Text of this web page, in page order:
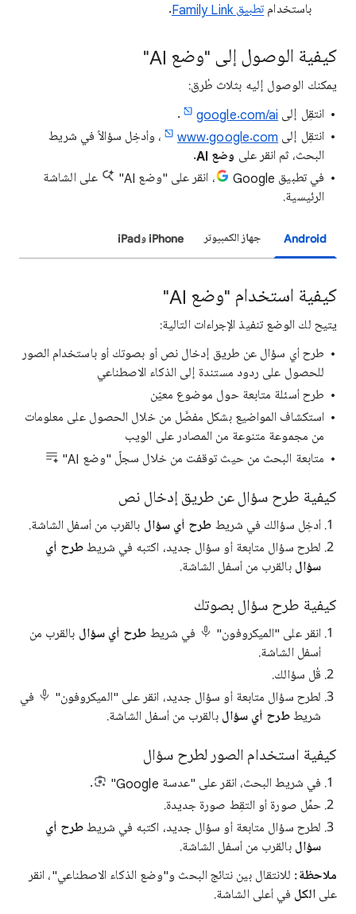
باستخدام تطبيق Family Link .
كيفية الوصول إلى "وضع AI"
يمكنك الوصول إليه بثلاث طُرق:
انتقِل إلى google.com/ai
.
انتقِل إلى www.google.com
، وأدخِل سؤالاً في شريط
البحث، ثم انقر على وضع AI
.
في تطبيق Google
، انقر على "وضع AI"
على الشاشة
الرئيسية.
Android جهاز الكمبيوتر iPhone وiPad
كيفية استخدام "وضع AI"
يتيح لك الوضع تنفيذ الإجراءات التالية:
طرح أي سؤال عن طريق إدخال نص أو بصوتك أو باستخدام الصور
للحصول على ردود مستندة إلى الذكاء الاصطناعي
طرح أسئلة متابعة حول موضوع معيّن
استكشاف المواضيع بشكل مفصَّل من خلال الحصول على معلومات
من مجموعة متنوعة من المصادر على الويب
متابعة البحث من حيث توقفت من خلال سجلّ "وضع AI"
كيفية طرح سؤال عن طريق إدخال نص
أدخِل سؤالك في شريط طرح أي سؤال بالقرب من أسفل الشاشة.
لطرح سؤال متابعة أو سؤال جديد، اكتبه في شريططرح أي
سؤال بالقرب من أسفل الشاشة.
كيفية طرح سؤال بصوتك
انقر على "الميكروفون" في شريط طرح أي سؤال بالقرب من
أسفل الشاشة.
قُل سؤالك.
لطرح سؤال متابعة أو سؤال جديد، انقر على "الميكروفون"
في
شريططرح أي سؤال بالقرب من أسفل الشاشة.
كيفية استخدام الصور لطرح سؤال
في شريط البحث، انقر على "عدسة Google"
.
حمِّل صورة أو التقِط صورة جديدة.
لطرح سؤال متابعة أو سؤال جديد، اكتبه في شريططرح أي
سؤال بالقرب من أسفل الشاشة.
ملاحظة: للانتقال بين نتائج البحث و"وضع الذكاء الاصطناعي"، انقر
علىالكل في أعلى الشاشة.